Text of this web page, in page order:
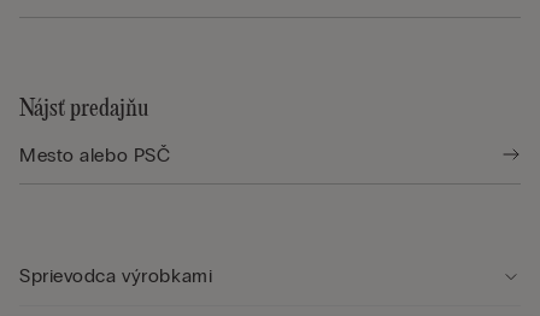
Nájsť predajňu
Sprievodca výrobkami